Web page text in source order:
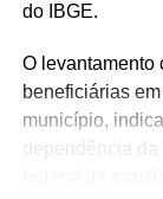
do IBGE.
O levantamento
beneficiárias
município,
dependência